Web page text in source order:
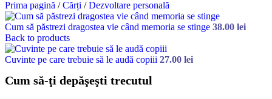
Prima pagină / Cărți / Dezvoltare personală
Cum să păstrezi dragostea vie când memoria se stinge 38.00 lei
Back to products
Cuvinte pe care trebuie să le audă copiii 27.00 lei
Cum să-ţi depăşeşti trecutul